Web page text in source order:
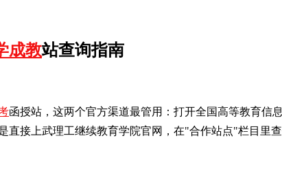
成教站查询指南
函授站，这两个官方渠道最管用：打开全国高等教育信
直接上武理工继续教育学院官网，在"合作站点"栏目里查